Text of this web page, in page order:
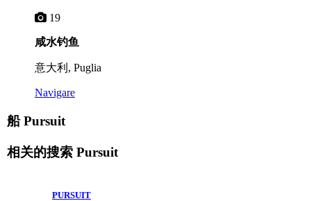
19
咸水钓鱼
意大利, Puglia
Navigare
船 Pursuit
相关的搜索 Pursuit
PURSUIT